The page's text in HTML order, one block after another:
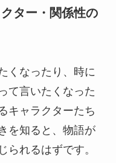
ター・関係性の
くなったり、時に
て言いたくなった
キャラクターたち
を知ると、物語が
られるはずです。